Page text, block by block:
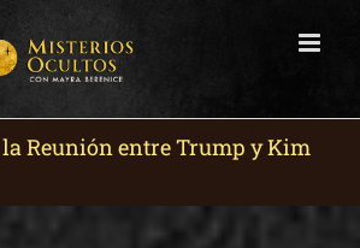
Reunión entre Trump y Kim